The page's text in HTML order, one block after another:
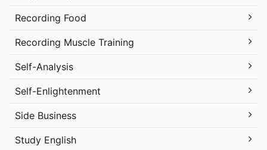
Recording Food
Recording Muscle Training
Self-Analysis
Self-Enlightenment
Side Business
Study English